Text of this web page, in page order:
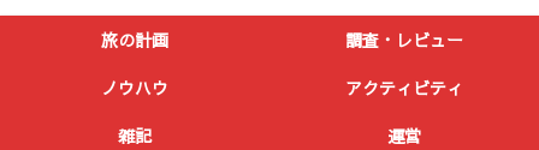
旅の計画
調査・レビュー
ノウハウ
アクティビティ
雑記
運営